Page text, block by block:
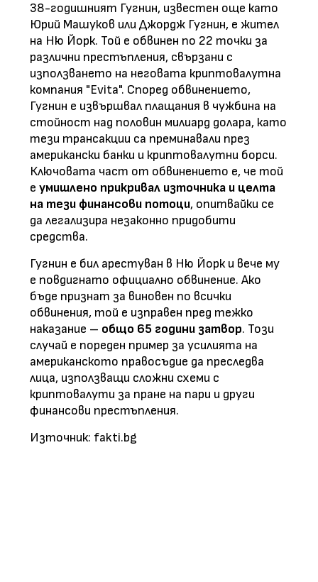
38-годишният Гугнин, известен още като
Юрий Машуков или Джордж Гугнин, е жител
на Ню Йорк. Той е обвинен по 22 точки за
различни престъпления, свързани с
използването на неговата криптовалутна
компания "Evita". Според обвинението,
Гугнин е извършвал плащания в чужбина на
стойност над половин милиард долара, като
тези трансакции са преминавали през
американски банки и криптовалутни борси.
Ключовата част от обвинението е, че той
е умишлено прикривал източника и целта
на тези финансови потоци, опитвайки се
да легализира незаконно придобити
средства.
Гугнин е бил арестуван в Ню Йорк и вече му
е повдигнато официално обвинение. Ако
бъде признат за виновен по всички
обвинения, той е изправен пред тежко
наказание – общо 65 години затвор. Този
случай е пореден пример за усилията на
американското правосъдие да преследва
лица, използващи сложни схеми с
криптовалути за пране на пари и други
финансови престъпления.
Източник: fakti.bg